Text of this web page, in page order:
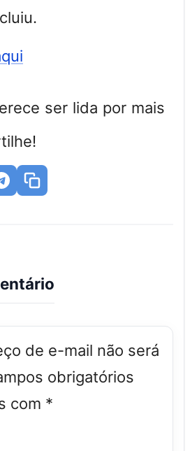
ser lida por mais
de e-mail não será
obrigatórios
com *